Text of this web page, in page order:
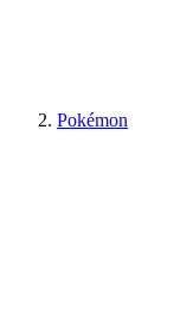
Pokémon